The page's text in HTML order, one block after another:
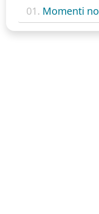
01. Momenti no